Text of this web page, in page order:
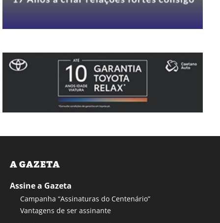
A GAZETA
Assine a Gazeta
Campanha “Assinaturas do Centenário”
Vantagens de ser assinante